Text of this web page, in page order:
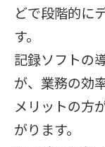
どで段階的に
す。
記録ソフトの
が、業務の効
メリットの方
がります。